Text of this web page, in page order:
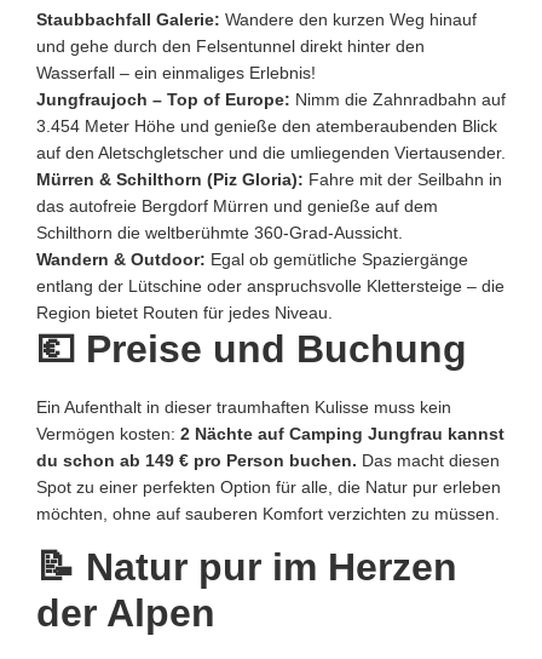
Staubbachfall Galerie: Wandere den kurzen Weg hinauf
und gehe durch den Felsentunnel direkt hinter den
Wasserfall – ein einmaliges Erlebnis!
Jungfraujoch – Top of Europe: Nimm die Zahnradbahn auf
3.454 Meter Höhe und genieße den atemberaubenden Blick
auf den Aletschgletscher und die umliegenden Viertausender.
Mürren & Schilthorn (Piz Gloria): Fahre mit der Seilbahn in
das autofreie Bergdorf Mürren und genieße auf dem
Schilthorn die weltberühmte 360-Grad-Aussicht.
Wandern & Outdoor: Egal ob gemütliche Spaziergänge
entlang der Lütschine oder anspruchsvolle Klettersteige – die
Region bietet Routen für jedes Niveau.
💶 Preise und Buchung
Ein Aufenthalt in dieser traumhaften Kulisse muss kein
Vermögen kosten: 2 Nächte auf Camping Jungfrau kannst
du schon ab 149 € pro Person buchen. Das macht diesen
Spot zu einer perfekten Option für alle, die Natur pur erleben
möchten, ohne auf sauberen Komfort verzichten zu müssen.
📝 Natur pur im Herzen
der Alpen